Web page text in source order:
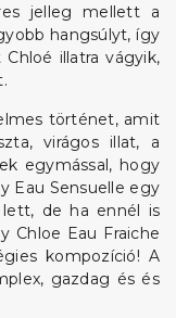
jelleg mellett a
hangsúlyt, így
illatra vágyik,
történet, amit
virágos illat, a
egymással, hogy
Eau Sensuelle egy
lett, de ha ennél is
Chloe Eau Fraiche
kompozíció! A
gazdag és és